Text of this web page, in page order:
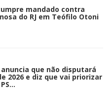
mandado contra
do RJ em Teófilo Otoni
que não disputará
2026 e diz que vai priorizar